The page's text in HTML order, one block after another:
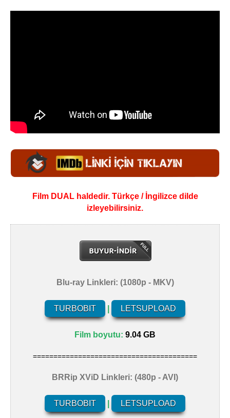
Film DUAL haldedir. Türkçe / İngilizce dilde
izleyebilirsiniz.
Blu-ray Linkleri: (1080p - MKV)
TURBOBIT LETSUPLOAD
Film boyutu: 9.04 GB
========================================
BRRip XViD Linkleri: (480p - AVI)
TURBOBIT LETSUPLOAD